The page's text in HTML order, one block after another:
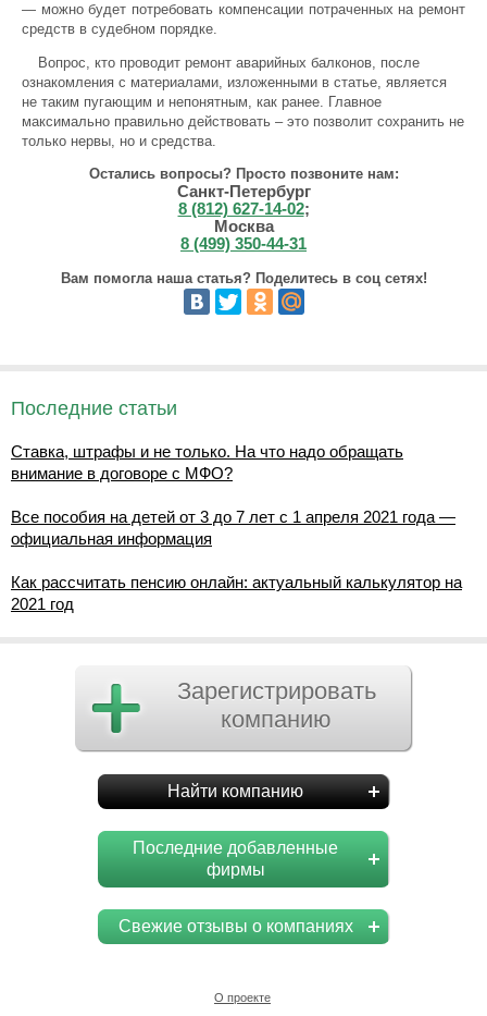
— можно будет потребовать компенсации потраченных на ремонт
средств в судебном порядке.
Вопрос, кто проводит ремонт аварийных балконов, после
ознакомления с материалами, изложенными в статье, является
не таким пугающим и непонятным, как ранее. Главное
максимально правильно действовать – это позволит сохранить не
только нервы, но и средства.
Остались вопросы? Просто позвоните нам:
Санкт-Петербург
8 (812) 627-14-02;
Москва
8 (499) 350-44-31
Вам помогла наша статья? Поделитесь в соц сетях!
Последние статьи
Ставка, штрафы и не только. На что надо обращать
внимание в договоре с МФО?
Все пособия на детей от 3 до 7 лет с 1 апреля 2021 года —
официальная информация
Как рассчитать пенсию онлайн: актуальный калькулятор на
2021 год
Зарегистрировать
компанию
Найти компанию
Последние добавленные
фирмы
Свежие отзывы о компаниях
О проекте